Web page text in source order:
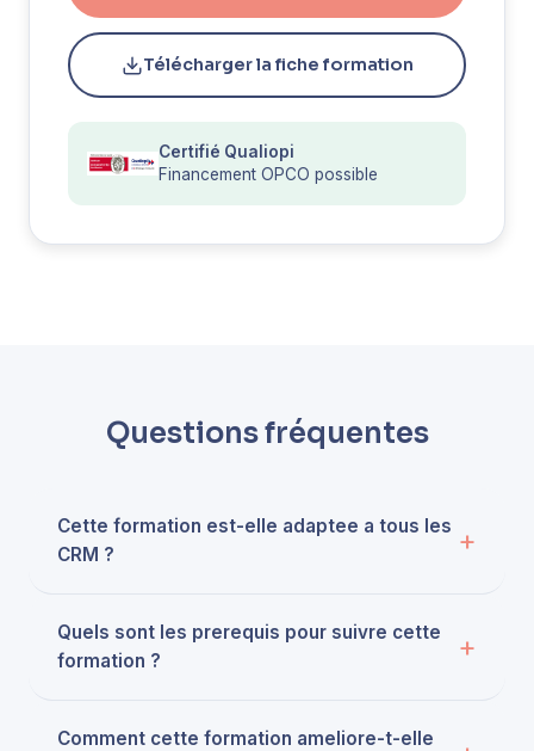
Télécharger la fiche formation
Certifié Qualiopi
Financement OPCO possible
Questions fréquentes
Cette formation est-elle adaptee a tous les
CRM ?
Quels sont les prerequis pour suivre cette
formation ?
Comment cette formation ameliore-t-elle